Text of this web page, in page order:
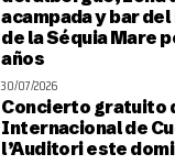
acampada y bar
de la Séquia Mare
años
30/07/2026
Concierto gratuito
Internacional de
l’Auditori este